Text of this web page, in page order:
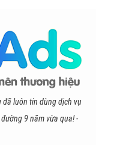
đã luôn tin dùng dịch vụ
9 năm vừa qua! -